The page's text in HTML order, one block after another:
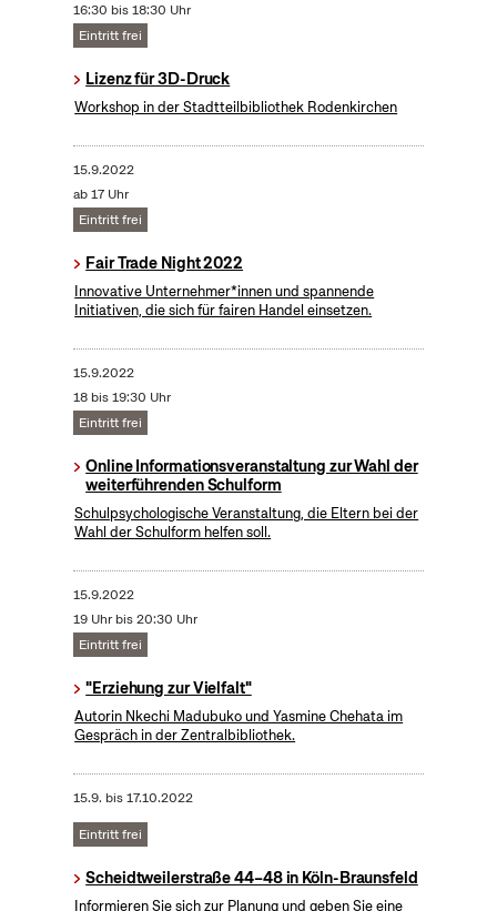
16:30 bis 18:30 Uhr
Eintritt frei
Lizenz für 3D-Druck
Workshop in der Stadtteilbibliothek Rodenkirchen
15.9.2022
ab 17 Uhr
Eintritt frei
Fair Trade Night 2022
Innovative Unternehmer*innen und spannende
Initiativen, die sich für fairen Handel einsetzen.
15.9.2022
18 bis 19:30 Uhr
Eintritt frei
Online Informationsveranstaltung zur Wahl der
weiterführenden Schulform
Schulpsychologische Veranstaltung, die Eltern bei der
Wahl der Schulform helfen soll.
15.9.2022
19 Uhr bis 20:30 Uhr
Eintritt frei
"Erziehung zur Vielfalt"
Autorin Nkechi Madubuko und Yasmine Chehata im
Gespräch in der Zentralbibliothek.
15.9. bis17.10.2022
Eintritt frei
Scheidtweilerstraße 44–48 in Köln-Braunsfeld
Informieren Sie sich zur Planung und geben Sie eine